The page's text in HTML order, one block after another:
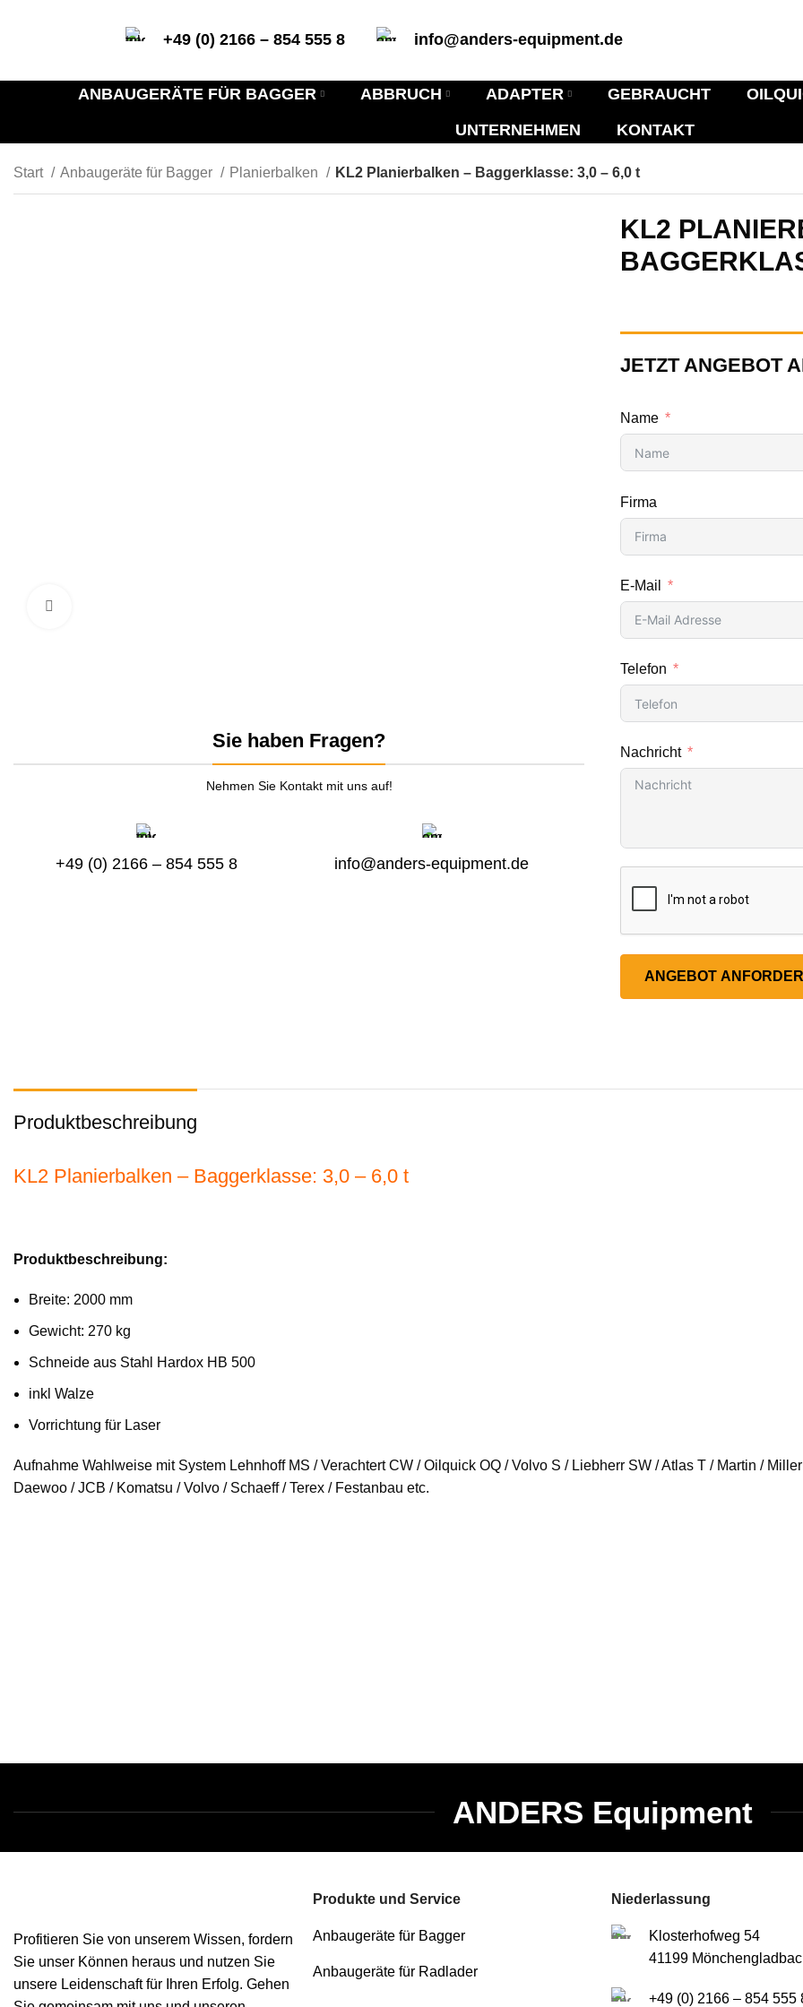
+49 (0) 2166 – 854 555 8 info@anders-equipment.de
ANBAUGERÄTE FÜR BAGGER ABBRUCH ADAPTER GEBRAUCHT
UNTERNEHMEN
KONTAKT
Start Anbaugeräte für Bagger Planierbalken KL2 Planierbalken – Baggerklasse: 3,0 – 6,0 t
Sie haben Fragen?
Nehmen Sie Kontakt mit uns auf!
+49 (0) 2166 – 854 555 8 info@anders-equipment.de
KL2
JETZT ANGEBOT
Name
Firma
E-Mail
Telefon
Nachricht
ANGEBOT
Produktbeschreibung
KL2 Planierbalken – Baggerklasse: 3,0 – 6,0 t
Produktbeschreibung:
Breite: 2000 mm
Gewicht: 270 kg
Schneide aus Stahl Hardox HB 500
inkl Walze
Vorrichtung für Laser
Aufnahme Wahlweise mit System Lehnhoff MS / Verachtert CW / Oilquick OQ / Volvo S / Liebherr SW / Atlas T / Martin /
Daewoo / JCB / Komatsu / Volvo / Schaeff / Terex / Festanbau etc.
ANDERS Equipment
Profitieren Sie von unserem Wissen, fordern
Sie unser Können heraus und nutzen Sie
unsere Leidenschaft für Ihren Erfolg. Gehen
Produkte und Service
Anbaugeräte für Bagger
Anbaugeräte für Radlader
Niederlassung
Klosterhofweg 54
41199
+49 (0) 2166 – 854 555